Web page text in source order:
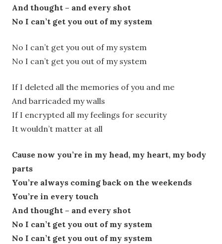
And thought – and every shot
No I can’t get you out of my system
No I can’t get you out of my system
No I can’t get you out of my system
If I deleted all the memories of you and me
And barricaded my walls
If I encrypted all my feelings for security
It wouldn’t matter at all
Cause now you’re in my head, my heart, my body
parts
You’re always coming back on the weekends
You’re in every touch
And thought – and every shot
No I can’t get you out of my system
No I can’t get you out of my system